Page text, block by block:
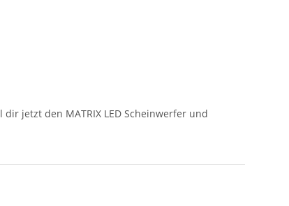
jetzt den MATRIX LED Scheinwerfer und